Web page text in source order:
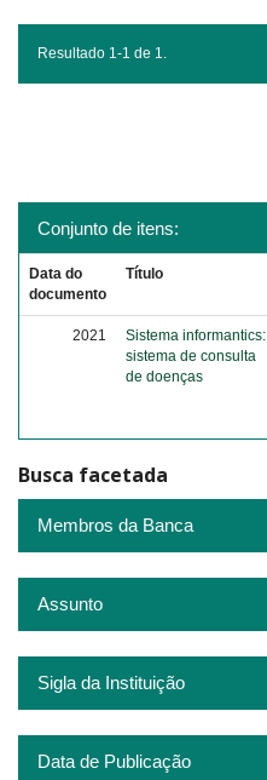
Resultado 1-1 de 1.
Conjunto de itens:
Data do
documento
Título
2021
Sistema informantics:
sistema de consulta
de doenças
Busca facetada
Membros da Banca
Assunto
Sigla da Instituição
Data de Publicação